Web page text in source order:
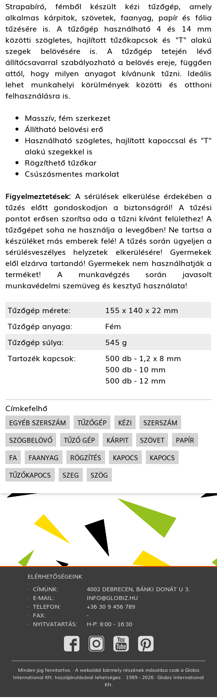
Strapabíró, fémből készült kézi tűzőgép, amely
alkalmas kárpitok, szövetek, faanyag, papír és fólia
tűzésére is. A tűzőgép használható 4 és 14 mm
közötti szögletes, hajlított tűzőkapcsok és "T" alakú
szegek belövésére is. A tűzőgép tetején lévő
állítócsavarral szabályozható a belövés ereje, függően
attól, hogy milyen anyagot kívánunk tűzni. Ideális
lehet munkahelyi körülmények közötti és otthoni
felhasználásra is.
Masszív, fém szerkezet
Állítható belövési erő
Használható szögletes, hajlított kapoccsal és "T"
alakú szegekkel is
Rögzíthető tűzőkar
Csúszásmentes markolat
Figyelmeztetések: A sérülések elkerülése érdekében a
tűzés előtt gondoskodjon a biztonságról! A tűzési
pontot erősen szorítsa oda a tűzni kívánt felülethez! A
tűzőgépet soha ne használja a levegőben! Ne tartsa a
készüléket más emberek felé! A tűzés során ügyeljen a
sérülésveszélyes helyzetek elkerülésére! Gyermekek
elől elzárva tartandó! Gyermekek nem használhatják a
terméket! A munkavégzés során javasolt
munkavédelmi szemüveg és kesztyű használata!
Tűzőgép mérete:
155 x 140 x 22 mm
Tűzőgép anyaga:
Fém
Tűzőgép súlya:
545 g
Tartozék kapcsok:
500 db - 1,2 x 8 mm
500 db - 10 mm
500 db - 12 mm
Címkefelhő
EGYÉB SZERSZÁM TŰZŐGÉP KÉZI
SZERSZÁM
SZÖGBELÖVŐ
TŰZŐ GÉP KÁRPIT SZÖVET
PAPÍR
FA
FAANYAG RÖGZÍTÉS KAPOCS
KAPOCS
TŰZŐKAPOCS
SZEG SZÖG
ELÉRHETŐSÉGEINK
· CÍMÜNK:
4002 DEBRECEN, BÁNKI DONÁT U 3.
· E-MAIL:
INFO@GLOBIZ.HU
· TELEFON:
+36 30 9 456 789
· FAX:
-
· NYITVATARTÁS:
H-P: 8:00 - 16:30
Minden jog fenntartva. · A weboldal bármely részének másolása csak a Globiz
International Kft. hozzájárulásával lehetséges. · 1989 - 2026 · Globiz International
Kft.